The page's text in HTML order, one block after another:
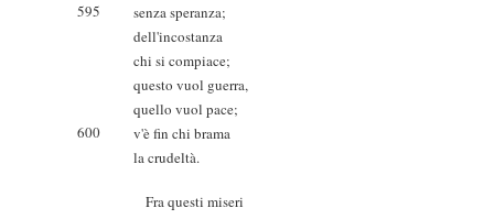
595
senza speranza;
dell'incostanza
chi si compiace;
questo vuol guerra,
quello vuol pace;
600
v'è fin chi brama
la crudeltà.
Fra questi miseri